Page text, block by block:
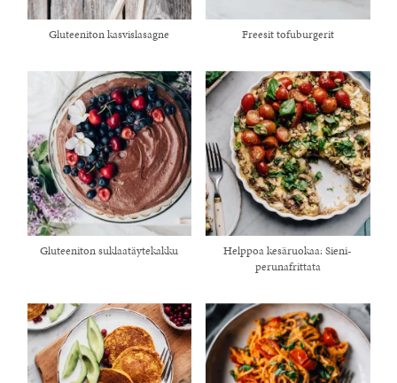
healthy living + good
Gluteeniton kasvislasagne Freesit tofuburgerit
Gluteeniton suklaatäytekakku
Helppoa kesäruokaa: Sieni-
perunafrittata